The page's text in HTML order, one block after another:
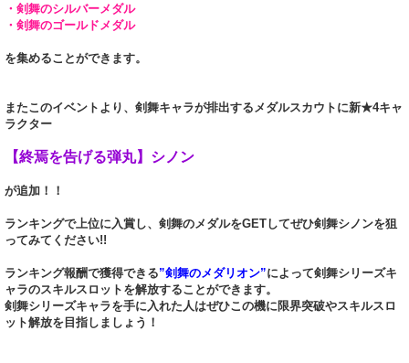
・剣舞のシルバーメダル
・剣舞のゴールドメダル
を集めることができます。
またこのイベントより、剣舞キャラが排出するメダルスカウトに新★4キャ
ラクター
【終焉を告げる弾丸】シノン
が追加！！
ランキングで上位に入賞し、剣舞のメダルをGETしてぜひ剣舞シノンを狙
ってみてください!!
ランキング報酬で獲得できる”剣舞のメダリオン”によって剣舞シリーズキ
ャラのスキルスロットを解放することができます。
剣舞シリーズキャラを手に入れた人はぜひこの機に限界突破やスキルスロ
ット解放を目指しましょう！